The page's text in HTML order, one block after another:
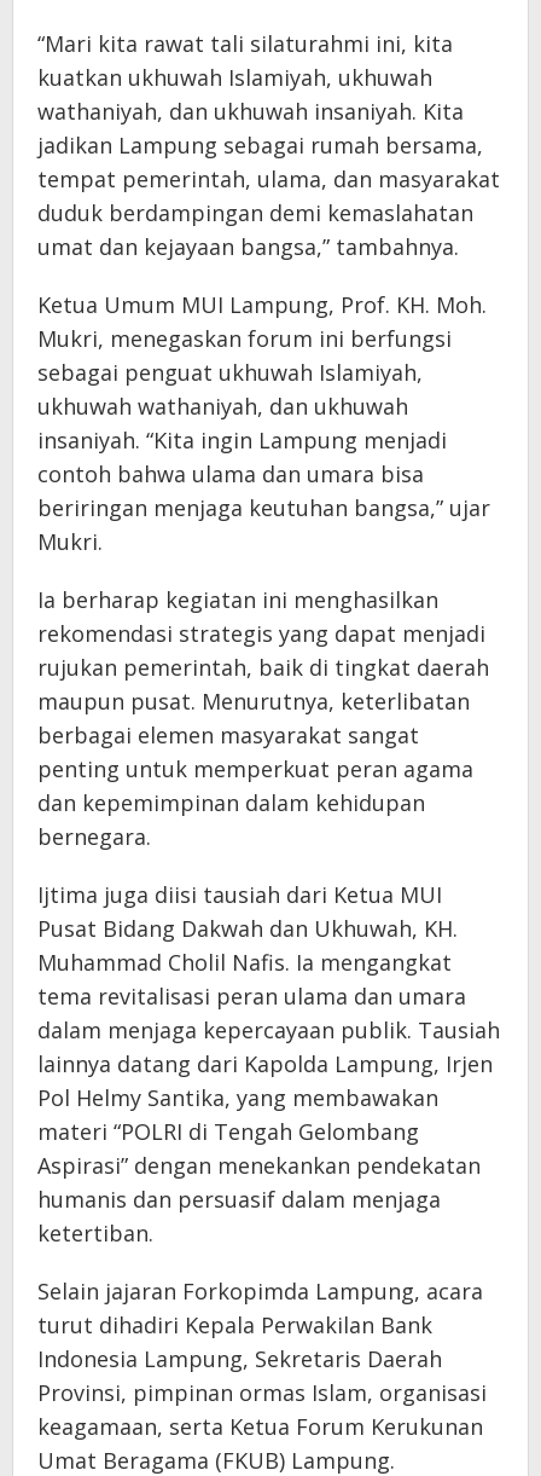
“Mari kita rawat tali silaturahmi ini, kita
kuatkan ukhuwah Islamiyah, ukhuwah
wathaniyah, dan ukhuwah insaniyah. Kita
jadikan Lampung sebagai rumah bersama,
tempat pemerintah, ulama, dan masyarakat
duduk berdampingan demi kemaslahatan
umat dan kejayaan bangsa,” tambahnya.
Ketua Umum MUI Lampung, Prof. KH. Moh.
Mukri, menegaskan forum ini berfungsi
sebagai penguat ukhuwah Islamiyah,
ukhuwah wathaniyah, dan ukhuwah
insaniyah. “Kita ingin Lampung menjadi
contoh bahwa ulama dan umara bisa
beriringan menjaga keutuhan bangsa,” ujar
Mukri.
Ia berharap kegiatan ini menghasilkan
rekomendasi strategis yang dapat menjadi
rujukan pemerintah, baik di tingkat daerah
maupun pusat. Menurutnya, keterlibatan
berbagai elemen masyarakat sangat
penting untuk memperkuat peran agama
dan kepemimpinan dalam kehidupan
bernegara.
Ijtima juga diisi tausiah dari Ketua MUI
Pusat Bidang Dakwah dan Ukhuwah, KH.
Muhammad Cholil Nafis. Ia mengangkat
tema revitalisasi peran ulama dan umara
dalam menjaga kepercayaan publik. Tausiah
lainnya datang dari Kapolda Lampung, Irjen
Pol Helmy Santika, yang membawakan
materi “POLRI di Tengah Gelombang
Aspirasi” dengan menekankan pendekatan
humanis dan persuasif dalam menjaga
ketertiban.
Selain jajaran Forkopimda Lampung, acara
turut dihadiri Kepala Perwakilan Bank
Indonesia Lampung, Sekretaris Daerah
Provinsi, pimpinan ormas Islam, organisasi
keagamaan, serta Ketua Forum Kerukunan
Umat Beragama (FKUB) Lampung.